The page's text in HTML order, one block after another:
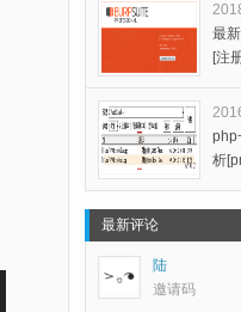
最
[注
php
析
最新评论
陆
邀请码